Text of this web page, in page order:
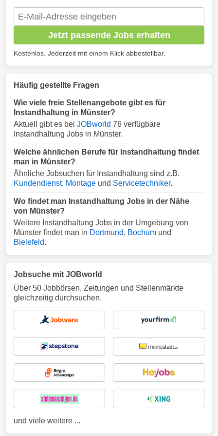
Jetzt passende Jobs erhalten
Kostenlos. Jederzeit mit einem Klick abbestellbar.
Häufig gestellte Fragen
Wie viele freie Stellenangebote gibt es für
Instandhaltung in Münster?
Aktuell gibt es bei JOBworld 76 verfügbare
Instandhaltung Jobs in Münster.
Welche ähnlichen Berufe für Instandhaltung findet
man in Münster?
Ähnliche Jobsuchen für Instandhaltung sind z.B.
Kundendienst, Montage und Servicetechniker.
Wo findet man Instandhaltung Jobs in der Nähe
von Münster?
Weitere Instandhaltung Jobs in der Umgebung von
Münster findet man in Dortmund, Bochum und
Bielefeld.
Jobsuche mit JOBworld
Über 50 Jobbörsen, Zeitungen und Stellenmärkte
gleichzeitig durchsuchen.
und viele weitere ...